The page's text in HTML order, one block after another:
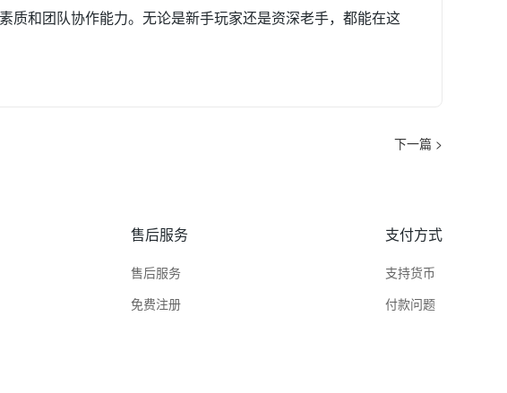
质和团队协作能力。无论是新手玩家还是资深老手，都能在这
下一篇 >
售后服务
售后服务
免费注册
支付方式
支持货币
付款问题